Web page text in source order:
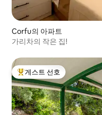
Corfu의 아파트
가리차의 작은 집!
상위 게스트 선호
게스트 선호